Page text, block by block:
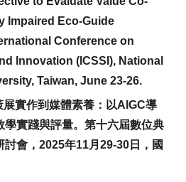
Impaired Eco-Guide
Conference on
Innovation (ICSSI), National
Taiwan, June 23-26.
展實作到媒體素養：以AIGC導
學實踐與評量。第十六屆數位典
討會 ，2025年11月29-30 日，國